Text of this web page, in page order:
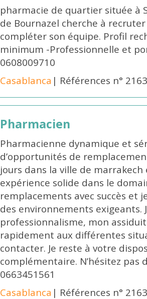
pharmacie de quartier située à
de Bournazel cherche à
compléter son équipe. Profil
minimum -Professionnelle et
0608009710
Casablanca | Références n°
Pharmacien
Pharmacienne dynamique et
d’opportunités de
jours dans la ville de marrakech
expérience solide dans le
remplacements avec succès et
des environnements exigeants.
professionnalisme, mon
rapidement aux différentes
contacter. Je reste à votre
complémentaire. N’hésitez
0663451561
Casablanca | Références n°